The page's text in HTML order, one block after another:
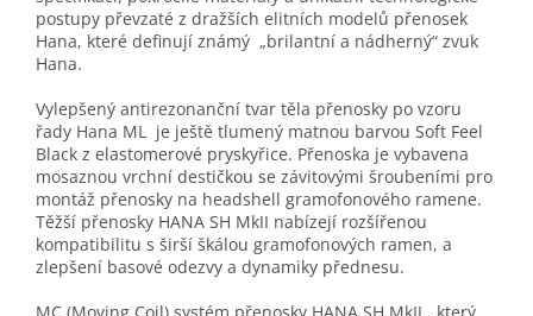
postupy převzaté z dražších elitních modelů přenosek
Hana, které definují známý „brilantní a nádherný“ zvuk
Hana.
Vylepšený antirezonanční tvar těla přenosky po vzoru
řady Hana ML je ještě tlumený matnou barvou Soft Feel
Black z elastomerové pryskyřice. Přenoska je vybavena
mosaznou vrchní destičkou se závitovými šroubeními pro
montáž přenosky na headshell gramofonového ramene.
Těžší přenosky HANA SH MkII nabízejí rozšířenou
kompatibilitu s širší škálou gramofonových ramen, a
zlepšení basové odezvy a dynamiky přednesu.
MC (Moving Coil) systém přenosky HANA SH MkII , který